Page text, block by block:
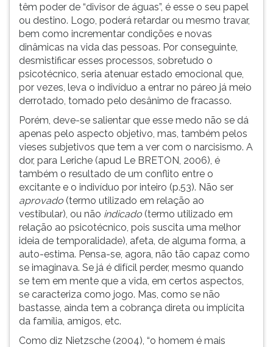
têm poder de “divisor de águas”, é esse o seu papel
ou destino. Logo, poderá retardar ou mesmo travar,
bem como incrementar condições e novas
dinâmicas na vida das pessoas. Por conseguinte,
desmistificar esses processos, sobretudo o
psicotécnico, seria atenuar estado emocional que,
por vezes, leva o indivíduo a entrar no páreo já meio
derrotado, tomado pelo desânimo de fracasso.
Porém, deve-se salientar que esse medo não se dá
apenas pelo aspecto objetivo, mas, também pelos
vieses subjetivos que tem a ver com o narcisismo. A
dor, para Leriche (apud Le BRETON, 2006), é
também o resultado de um conflito entre o
excitante e o indivíduo por inteiro (p.53). Não ser
aprovado (termo utilizado em relação ao
vestibular), ou não indicado (termo utilizado em
relação ao psicotécnico, pois suscita uma melhor
ideia de temporalidade), afeta, de alguma forma, a
auto-estima. Pensa-se, agora, não tão capaz como
se imaginava. Se já é difícil perder, mesmo quando
se tem em mente que a vida, em certos aspectos,
se caracteriza como jogo. Mas, como se não
bastasse, ainda tem a cobrança direta ou implícita
da família, amigos, etc.
Como diz Nietzsche (2004), “o homem é mais